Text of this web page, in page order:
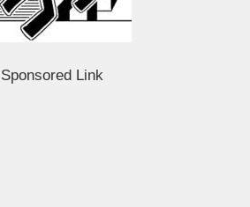
Sponsored Link